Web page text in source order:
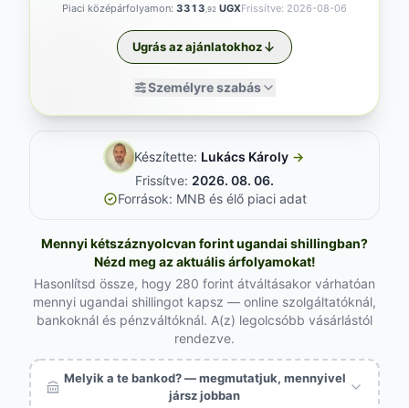
Piaci középárfolyamon: 3313 ,92 UGXFrissítve: 2026-08-06
Személyre szabás
Ugrás az ajánlatokhoz
Készítette: Lukács Károly →
Frissítve: 2026. 08. 06.
Források: MNB és élő piaci adat
Mennyi kétszáznyolcvan forint ugandai shillingban?
Nézd meg az aktuális árfolyamokat!
Hasonlítsd össze, hogy 280 forint átváltásakor várhatóan
mennyi ugandai shillingot kapsz — online szolgáltatóknál,
bankoknál és pénzváltóknál. A(z) legolcsóbb vásárlástól
rendezve.
Melyik a te bankod? — megmutatjuk, mennyivel
jársz jobban